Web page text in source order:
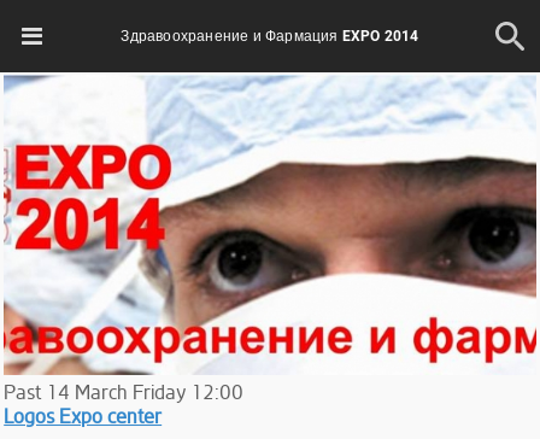
Здравоохранение и Фармация EXPO 2014
Past 14 March Friday 12:00
Logos Expo center